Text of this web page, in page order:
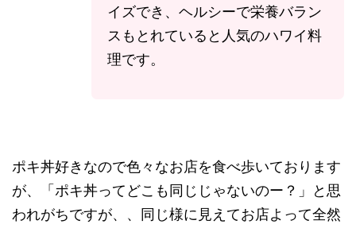
イズでき、ヘルシーで栄養バラン
スもとれていると人気のハワイ料
理です。
ポキ丼好きなので色々なお店を食べ歩いております
が、「ポキ丼ってどこも同じじゃないのー？」と思
われがちですが、、同じ様に見えてお店よって全然